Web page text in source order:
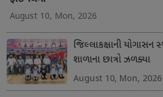
August 10, Mon, 2026
જિલ્લાકક્ષાની યોગાસન
શાળાના છાત્રો ઝળક્યા
August 10, Mon, 2026